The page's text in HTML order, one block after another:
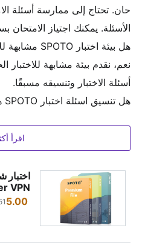
حان. تحتاج إلى ممارسة أسئلة
الأسئلة. يمكنك اجتياز الامتحان
هل بيئة اختبار SPOTO مشابهة للاختبار الحقيقي؟
نعم، نقدم بيئة مشابهة
أسئلة الاختبار وتنسيقه مسبقًا.
هل تنسيق اسئلة اختبار SPOTO هو PDF أم VCE؟
ترنت وممارسة أسئلة الامتحان.
POTO؟
فشلت في الامتحان، سنقدم لك
اجتياز الامتحان بنجاح.
اقرأ
VPN
515)
5.00